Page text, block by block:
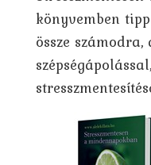
könyvemben
össze számodra,